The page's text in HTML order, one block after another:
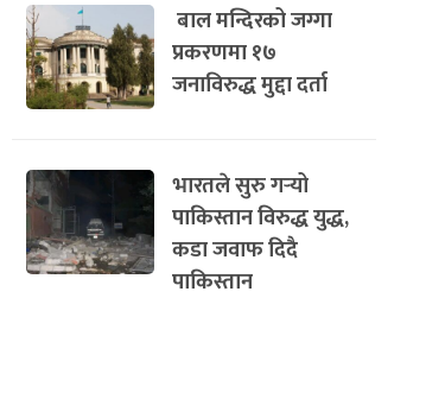
बाल मन्दिरको जग्गा
प्रकरणमा १७
जनाविरुद्ध मुद्दा दर्ता
भारतले सुरु गर्‍यो
पाकिस्तान विरुद्ध युद्ध,
कडा जवाफ दिदै
पाकिस्तान